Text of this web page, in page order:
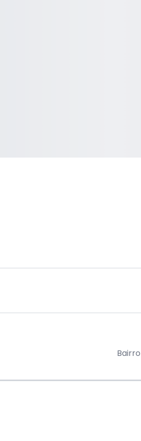
Bairro